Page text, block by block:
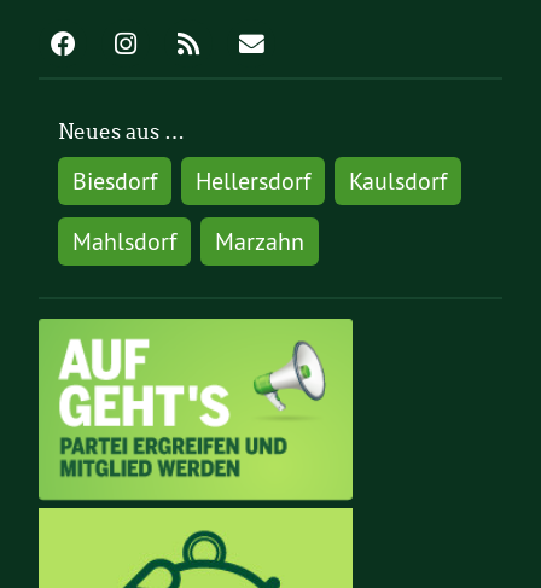
Neues aus …
Biesdorf Hellersdorf
Kaulsdorf
Mahlsdorf
Marzahn